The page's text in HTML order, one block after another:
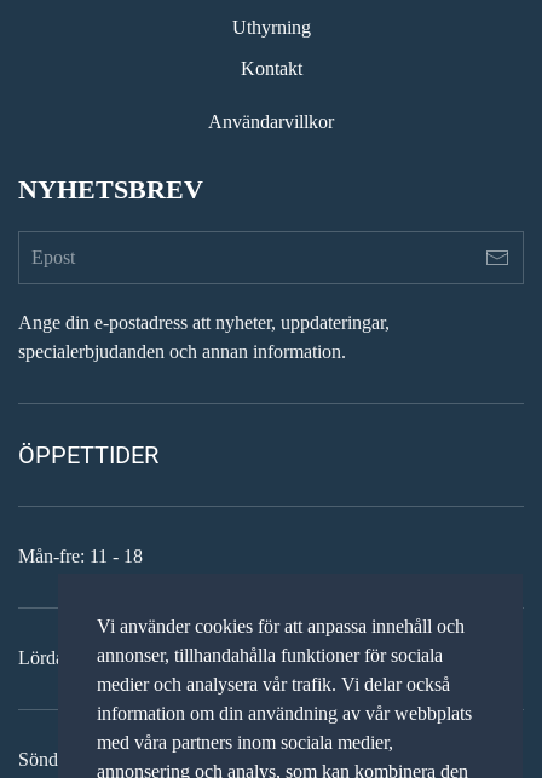
Vi använder cookies för att anpassa innehåll och
annonser, tillhandahålla funktioner för sociala
medier och analysera vår trafik. Vi delar också
information om din användning av vår webbplats
med våra partners inom sociala medier,
annonsering och analys, som kan kombinera den
Uthyrning
Kontakt
Användarvillkor
NYHETSBREV
Ange din e-postadress att nyheter, uppdateringar,
specialerbjudanden och annan information.
ÖPPETTIDER
Mån-fre: 11 - 18
Lördag: 11-15
Söndag: STÄNGT